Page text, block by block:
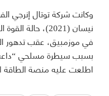
وكانت شركة توتال إنرجي
نيسان (2021)،
في موزمبيق، عقب تدهور
بسبب سيطرة مسلحي
اطلعت عليه منصة